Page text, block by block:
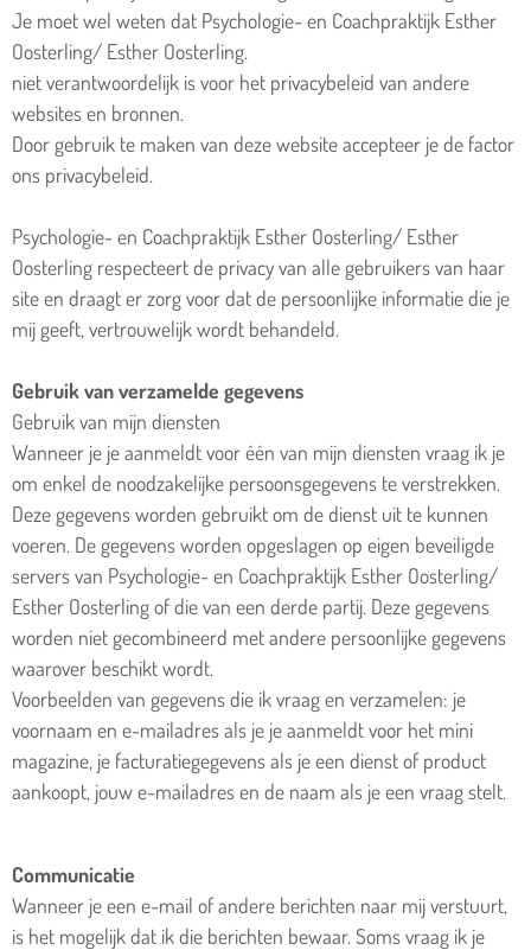
Je moet wel weten dat Psychologie- en Coachpraktijk Esther
Oosterling/ Esther Oosterling.
niet verantwoordelijk is voor het privacybeleid van andere
websites en bronnen.
Door gebruik te maken van deze website accepteer je de factor
ons privacybeleid.
Psychologie- en Coachpraktijk Esther Oosterling/ Esther
Oosterling respecteert de privacy van alle gebruikers van haar
site en draagt er zorg voor dat de persoonlijke informatie die je
mij geeft, vertrouwelijk wordt behandeld.
Gebruik van verzamelde gegevens
Gebruik van mijn diensten
Wanneer je je aanmeldt voor één van mijn diensten vraag ik je
om enkel de noodzakelijke persoonsgegevens te verstrekken.
Deze gegevens worden gebruikt om de dienst uit te kunnen
voeren. De gegevens worden opgeslagen op eigen beveiligde
servers van Psychologie- en Coachpraktijk Esther Oosterling/
Esther Oosterling of die van een derde partij. Deze gegevens
worden niet gecombineerd met andere persoonlijke gegevens
waarover beschikt wordt.
Voorbeelden van gegevens die ik vraag en verzamelen: je
voornaam en e-mailadres als je je aanmeldt voor het mini
magazine, je facturatiegegevens als je een dienst of product
aankoopt, jouw e-mailadres en de naam als je een vraag stelt.
Communicatie
Wanneer je een e-mail of andere berichten naar mij verstuurt,
is het mogelijk dat ik die berichten bewaar. Soms vraag ik je